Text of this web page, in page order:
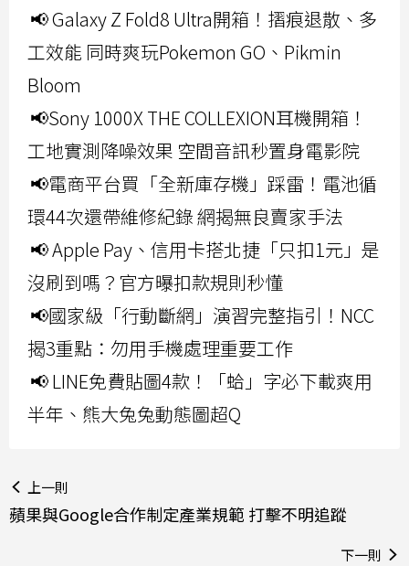
📢 Galaxy Z Fold8 Ultra開箱！摺痕退散、多
工效能 同時爽玩Pokemon GO、Pikmin
Bloom
📢Sony 1000X THE COLLEXION耳機開箱！
工地實測降噪效果 空間音訊秒置身電影院
📢電商平台買「全新庫存機」踩雷！電池循
環44次還帶維修紀錄 網揭無良賣家手法
📢 Apple Pay、信用卡搭北捷「只扣1元」是
沒刷到嗎？官方曝扣款規則秒懂
📢國家級「行動斷網」演習完整指引！NCC
揭3重點：勿用手機處理重要工作
📢 LINE免費貼圖4款！「蛤」字必下載爽用
半年、熊大兔兔動態圖超Q
上一則
蘋果與Google合作制定產業規範 打擊不明追蹤
下一則